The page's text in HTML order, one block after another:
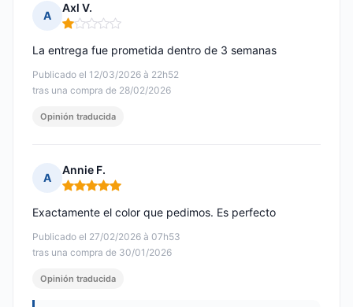
A
Axl V.
Nota: 1 de 5
Publicado el 12/03/2026 à 22h52
tras una compra de 28/02/2026
La entrega fue prometida dentro de 3 semanas
Opinión traducida
A
Annie F.
Nota: 5 de 5
Publicado el 27/02/2026 à 07h53
tras una compra de 30/01/2026
Exactamente el color que pedimos. Es perfecto
Opinión traducida